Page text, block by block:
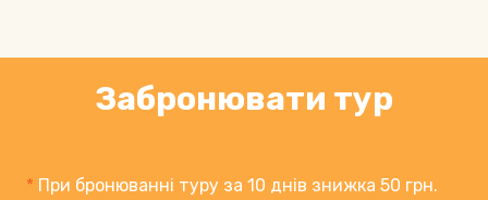
Забронювати тур
* При бронюванні туру за 10 днів знижка 50 грн.